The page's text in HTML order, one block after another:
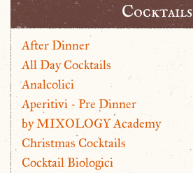
Cocktails
After Dinner
All Day Cocktails
Analcolici
Aperitivi - Pre Dinner
by MIXOLOGY Academy
Christmas Cocktails
Cocktail Biologici